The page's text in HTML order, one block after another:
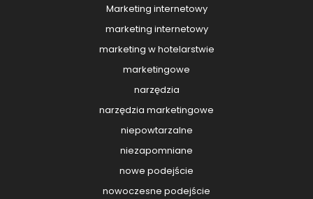
Marketing internetowy
marketing internetowy
marketing w hotelarstwie
marketingowe
narzędzia
narzędzia marketingowe
niepowtarzalne
niezapomniane
nowe podejście
nowoczesne podejście